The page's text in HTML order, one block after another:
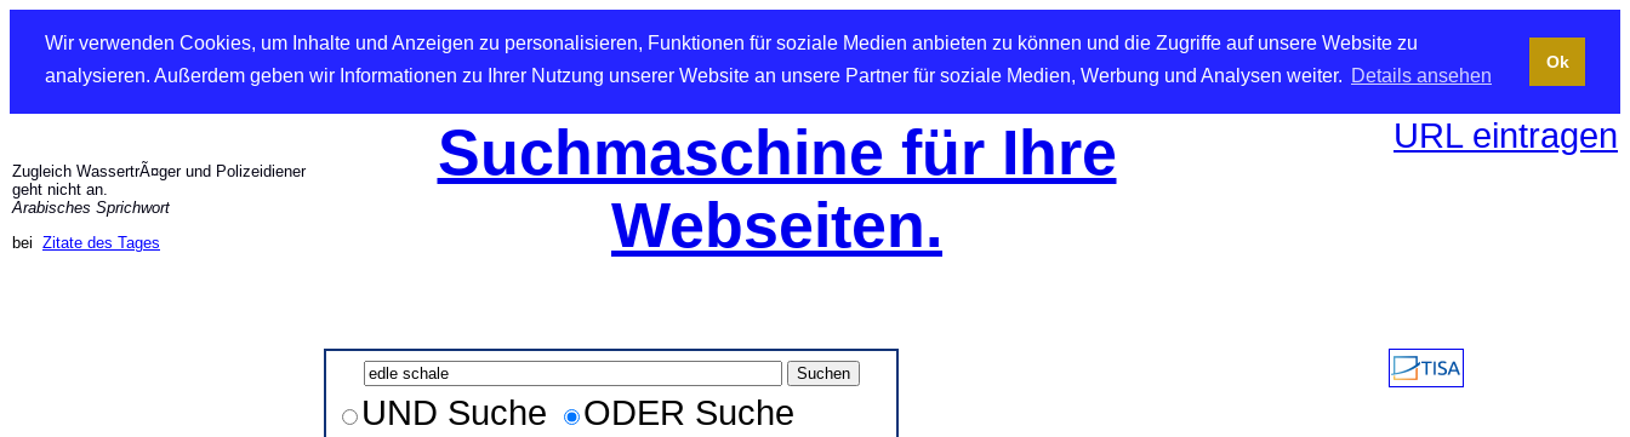
Wir verwenden Cookies, um Inhalte und Anzeigen zu personalisieren, Funktionen für soziale Medien anbieten zu können und die Zugriffe auf unsere Website zu
analysieren. Außerdem geben wir Informationen zu Ihrer Nutzung unserer Website an unsere Partner für soziale Medien, Werbung und Analysen weiter. Details ansehen
Ok
Zugleich WassertrÃ¤ger und Polizeidiener
geht nicht an.
Arabisches Sprichwort
bei Zitate des Tages
Suchmaschine für Ihre
Webseiten.
URL eintragen
UND Suche
ODER Suche